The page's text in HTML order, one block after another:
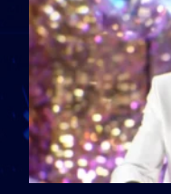
divorci apo jo?